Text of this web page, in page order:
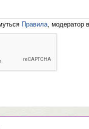
Правила, модератор